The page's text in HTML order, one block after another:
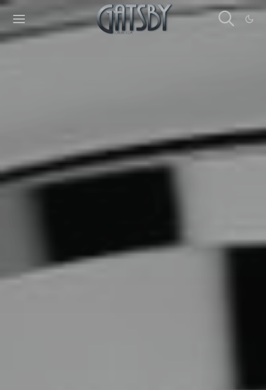
Cookies management panel